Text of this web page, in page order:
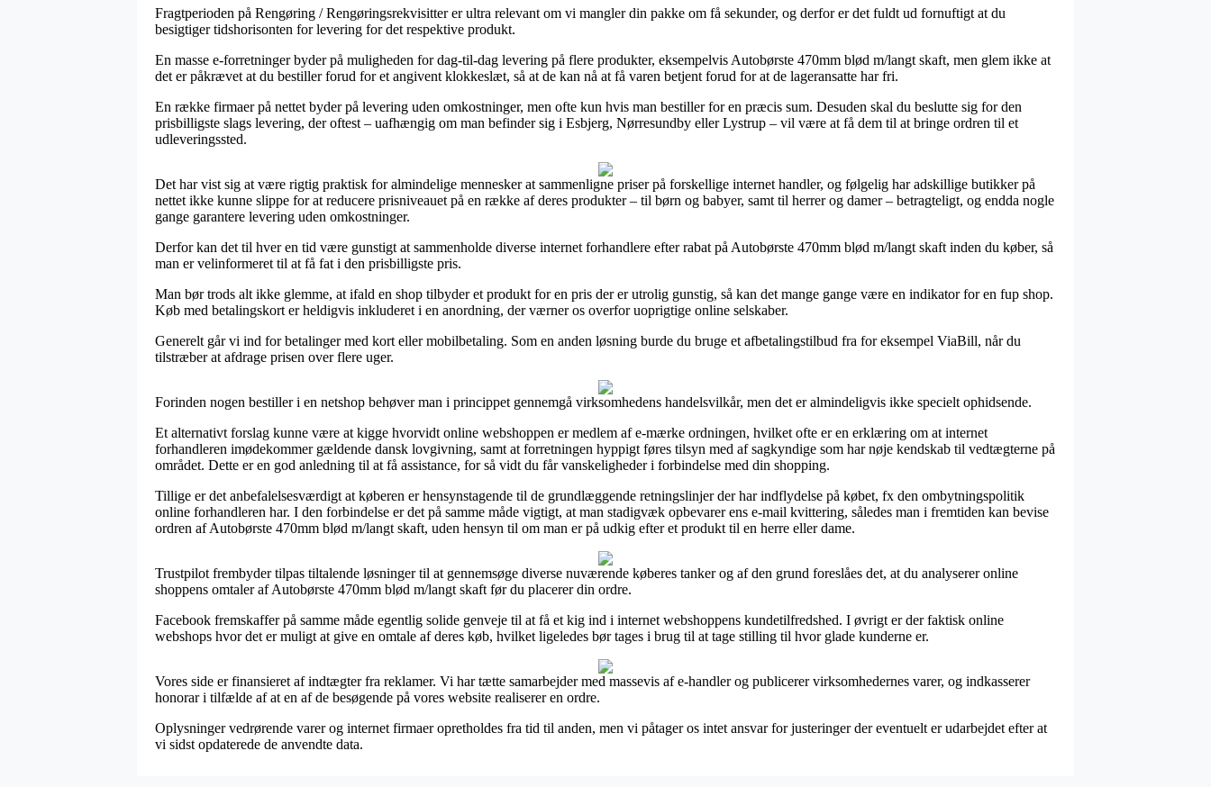
Fragtperioden på Rengøring / Rengøringsrekvisitter er ultra relevant om vi mangler din pakke om få sekunder, og derfor er det fuldt ud fornuftigt at du
besigtiger tidshorisonten for levering for det respektive produkt.
En masse e-forretninger byder på muligheden for dag-til-dag levering på flere produkter, eksempelvis Autobørste 470mm blød m/langt skaft, men glem ikke at
det er påkrævet at du bestiller forud for et angivent klokkeslæt, så at de kan nå at få varen betjent forud for at de lageransatte har fri.
En række firmaer på nettet byder på levering uden omkostninger, men ofte kun hvis man bestiller for en præcis sum. Desuden skal du beslutte sig for den
prisbilligste slags levering, der oftest – uafhængig om man befinder sig i Esbjerg, Nørresundby eller Lystrup – vil være at få dem til at bringe ordren til et
udleveringssted.
Det har vist sig at være rigtig praktisk for almindelige mennesker at sammenligne priser på forskellige internet handler, og følgelig har adskillige butikker på
nettet ikke kunne slippe for at reducere prisniveauet på en række af deres produkter – til børn og babyer, samt til herrer og damer – betragteligt, og endda nogle
gange garantere levering uden omkostninger.
Derfor kan det til hver en tid være gunstigt at sammenholde diverse internet forhandlere efter rabat på Autobørste 470mm blød m/langt skaft inden du køber, så
man er velinformeret til at få fat i den prisbilligste pris.
Man bør trods alt ikke glemme, at ifald en shop tilbyder et produkt for en pris der er utrolig gunstig, så kan det mange gange være en indikator for en fup shop.
Køb med betalingskort er heldigvis inkluderet i en anordning, der værner os overfor uoprigtige online selskaber.
Generelt går vi ind for betalinger med kort eller mobilbetaling. Som en anden løsning burde du bruge et afbetalingstilbud fra for eksempel ViaBill, når du
tilstræber at afdrage prisen over flere uger.
Forinden nogen bestiller i en netshop behøver man i princippet gennemgå virksomhedens handelsvilkår, men det er almindeligvis ikke specielt ophidsende.
Et alternativt forslag kunne være at kigge hvorvidt online webshoppen er medlem af e-mærke ordningen, hvilket ofte er en erklæring om at internet
forhandleren imødekommer gældende dansk lovgivning, samt at forretningen hyppigt føres tilsyn med af sagkyndige som har nøje kendskab til vedtægterne på
området. Dette er en god anledning til at få assistance, for så vidt du får vanskeligheder i forbindelse med din shopping.
Tillige er det anbefalelsesværdigt at køberen er hensynstagende til de grundlæggende retningslinjer der har indflydelse på købet, fx den ombytningspolitik
online forhandleren har. I den forbindelse er det på samme måde vigtigt, at man stadigvæk opbevarer ens e-mail kvittering, således man i fremtiden kan bevise
ordren af Autobørste 470mm blød m/langt skaft, uden hensyn til om man er på udkig efter et produkt til en herre eller dame.
Trustpilot frembyder tilpas tiltalende løsninger til at gennemsøge diverse nuværende køberes tanker og af den grund foreslåes det, at du analyserer online
shoppens omtaler af Autobørste 470mm blød m/langt skaft før du placerer din ordre.
Facebook fremskaffer på samme måde egentlig solide genveje til at få et kig ind i internet webshoppens kundetilfredshed. I øvrigt er der faktisk online
webshops hvor det er muligt at give en omtale af deres køb, hvilket ligeledes bør tages i brug til at tage stilling til hvor glade kunderne er.
Vores side er finansieret af indtægter fra reklamer. Vi har tætte samarbejder med massevis af e-handler og publicerer virksomhedernes varer, og indkasserer
honorar i tilfælde af at en af de besøgende på vores website realiserer en ordre.
Oplysninger vedrørende varer og internet firmaer opretholdes fra tid til anden, men vi påtager os intet ansvar for justeringer der eventuelt er udarbejdet efter at
vi sidst opdaterede de anvendte data.